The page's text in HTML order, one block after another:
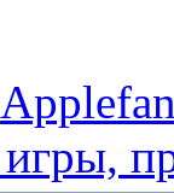
игры,